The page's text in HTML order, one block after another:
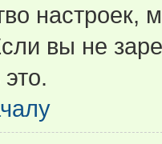
настроек,
вы не